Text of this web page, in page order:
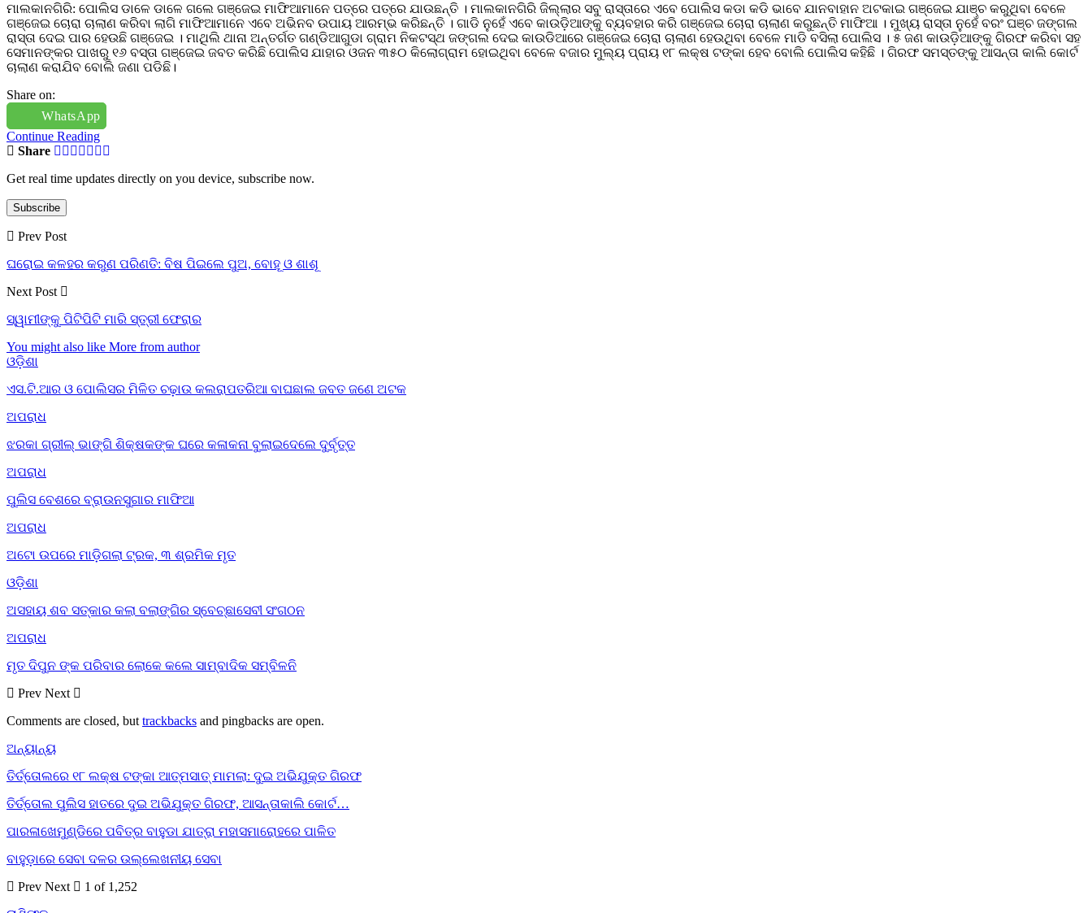
ମାଲକାନଗିରି: ପୋଲିସ ଡାଳେ ଡାଳେ ଗଲେ ଗଞ୍ଜେଇ ମାଫିଆମାନେ ପତ୍ରେ ପତ୍ରେ ଯାଉଛନ୍ତି । ମାଲକାନଗିରି ଜିଲ୍ଲାର ସବୁ ରାସ୍ତାରେ ଏବେ ପୋଲିସ କଡା କଡି ଭାବେ ଯାନବାହାନ ଅଟକାଇ ଗଞ୍ଜେଇ ଯାଞ୍ଚ କରୁଥିବା ବେଳେ
ଗଞ୍ଜେଇ ଚୋରା ଚାଲାଣ କରିବା ଲାଗି ମାଫିଆମାନେ ଏବେ ଅଭିନବ ଉପାୟ ଆରମ୍ଭ କରିଛନ୍ତି । ଗାଡି ନୁହେଁ ଏବେ କାଉଡ଼ିଆଙ୍କୁ ବ୍ୟବହାର କରି ଗଞ୍ଜେଇ ଚୋରା ଚାଲାଣ କରୁଛନ୍ତି ମାଫିଆ । ମୁଖ୍ୟ ରାସ୍ତା ନୁହେଁ ବରଂ ଘଞ୍ଚ ଜଙ୍ଗଲ
ରାସ୍ତା ଦେଇ ପାର ହେଉଛି ଗଞ୍ଜେଇ । ମାଥିଲି ଥାନା ଅନ୍ତର୍ଗତ ଗଣ୍ଡିଆଗୁଡା ଗ୍ରାମ ନିକଟସ୍ଥ ଜଙ୍ଗଲ ଦେଇ କାଉଡିଆରେ ଗଞ୍ଜେଇ ଚୋରା ଚାଲାଣ ହେଉଥିବା ବେଳେ ମାଡି ବସିଲା ପୋଲିସ । ୫ ଜଣ କାଉଡ଼ିଆଙ୍କୁ ଗିରଫ କରିବା ସହ
ସେମାନଙ୍କର ପାଖରୁ ୧୬ ବସ୍ତା ଗଞ୍ଜେଇ ଜବତ କରିଛି ପୋଲିସ ଯାହାର ଓଜନ ୩୫୦ କିଲୋଗ୍ରାମ ହୋଇଥିବା ବେଳେ ବଜାର ମୁଲ୍ୟ ପ୍ରାୟ ୧୮ ଲକ୍ଷ ଟଙ୍କା ହେବ ବୋଲି ପୋଲିସ କହିଛି । ଗିରଫ ସମସ୍ତଙ୍କୁ ଆସନ୍ତା କାଲି କୋର୍ଟ
ଚାଲାଣ କରାଯିବ ବୋଲି ଜଣା ପଡିଛି।
Share on:
WhatsApp
Continue Reading
Share
Get real time updates directly on you device, subscribe now.
Subscribe
Prev Post
ଘରୋଇ କଳହର କରୁଣ ପରିଣତି: ବିଷ ପିଇଲେ ପୁଅ, ବୋହୂ ଓ ଶାଶୂ
Next Post
ସ୍ୱାମୀଙ୍କୁ ପିଟିପିଟି ମାରି ସ୍ତ୍ରୀ ଫେରାର
You might also like More from author
ଓଡ଼ିଶା
ଏସ.ଟି.ଆର ଓ ପୋଲିସର ମିଳିତ ଚଢ଼ାଉ କଲରାପତରିଆ ବାଘଛାଲ ଜବତ ଜଣେ ଅଟକ
ଅପରାଧ
ଝରକା ଗ୍ରୀଲ୍ ଭାଙ୍ଗି ଶିକ୍ଷକଙ୍କ ଘରେ କଳାକନା ବୁଲାଇଦେଲେ ଦୁର୍ବୃତ୍ତ
ଅପରାଧ
ପୁଲିସ ବେଶରେ ବ୍ରାଉନସୁଗାର ମାଫିଆ
ଅପରାଧ
ଅଟୋ ଉପରେ ମାଡ଼ିଗଲା ଟ୍ରକ, ୩ ଶ୍ରମିକ ମୃତ
ଓଡ଼ିଶା
ଅସହାୟ ଶବ ସତ୍କାର କଲା ବଲାଙ୍ଗିର ସ୍ବେଚ୍ଛାସେବୀ ସଂଗଠନ
ଅପରାଧ
ମୃତ ଦିପୁନ ଙ୍କ ପରିବାର ଲୋକେ କଲେ ସାମ୍ବାଦିକ ସମ୍ବିଳନି
Prev Next
Comments are closed, but trackbacks and pingbacks are open.
ଅନ୍ୟାନ୍ୟ
ତିର୍ତ୍ତୋଲରେ ୧୮ ଲକ୍ଷ ଟଙ୍କା ଆତ୍ମସାତ୍ ମାମଲା: ଦୁଇ ଅଭିଯୁକ୍ତ ଗିରଫ
ତିର୍ତ୍ତୋଲ ପୁଲିସ ହାତରେ ଦୁଇ ଅଭିଯୁକ୍ତ ଗିରଫ, ଆସନ୍ତାକାଲି କୋର୍ଟ…
ପାରଳାଖେମୁଣ୍ଡିରେ ପବିତ୍ର ବାହୁଡା ଯାତ୍ରା ମହାସମାରୋହରେ ପାଳିତ
ବାହୁଡ଼ାରେ ସେବା ଦଳର ଉଲ୍ଲେଖନୀୟ ସେବା
Prev Next
1 of 1,252